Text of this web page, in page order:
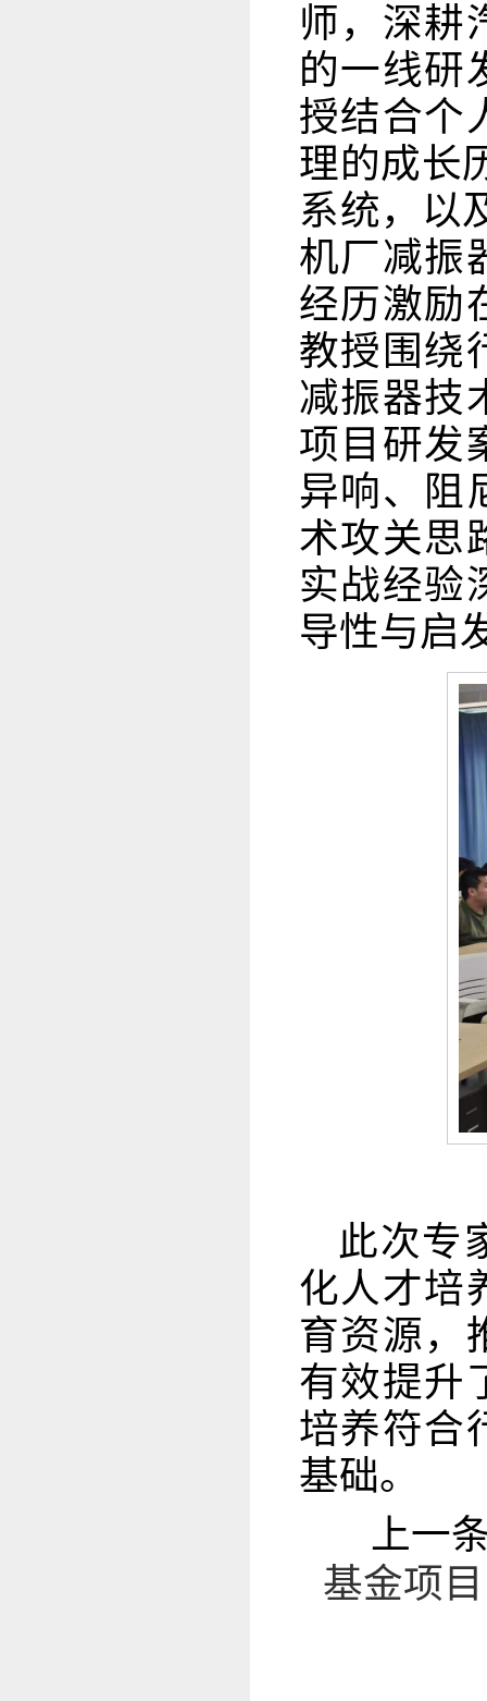
师，深耕
的一线研
授结合个
理的成长
系统，以
机厂减振
经历激励
教授围绕
减振器技
项目研发
异响、阻
术攻关思
实战经验
导性与启
此次专
化人才培
育资源，
有效提升
培养符合
基础。
上一
基金项